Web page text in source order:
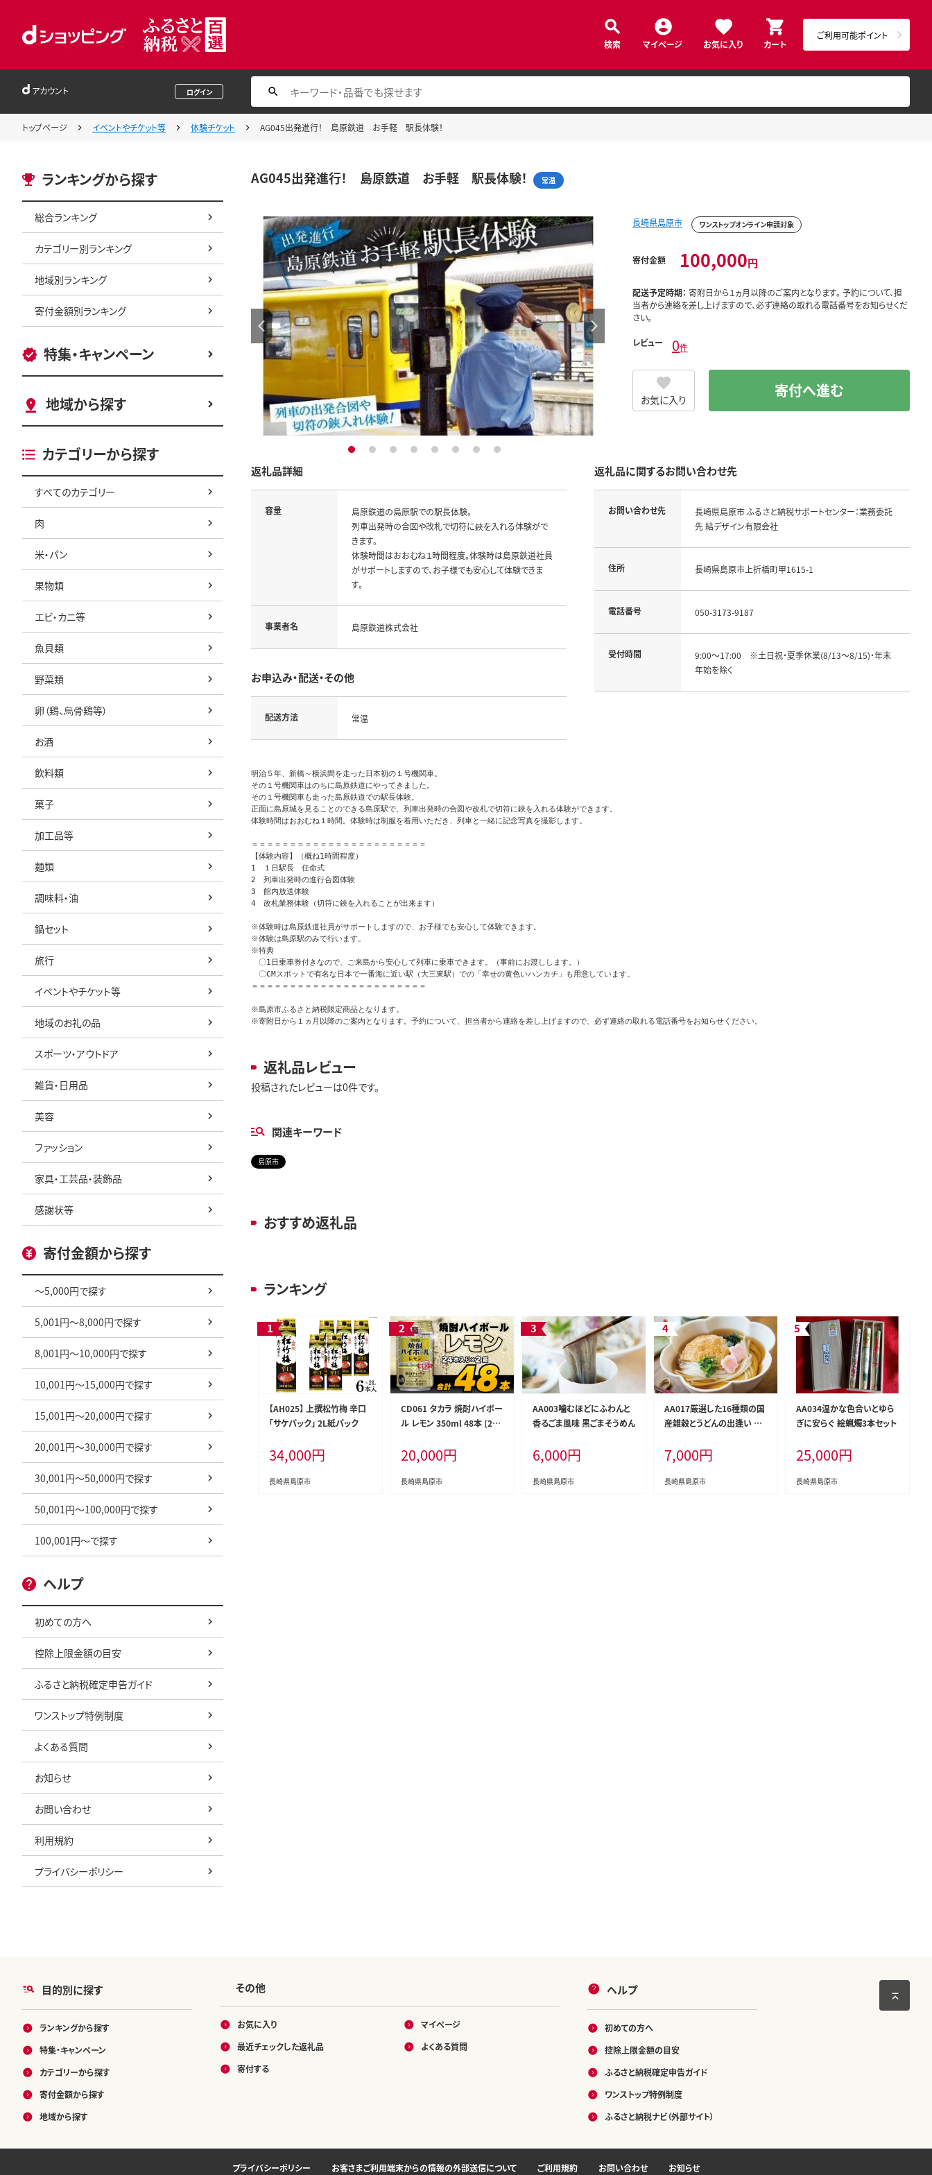
検索 マイページ お気に入り カート
ご利用可能ポイント
アカウント ログイン
トップページ イベントやチケット等 体験チケット AG045出発進行！ 島原鉄道 お手軽 駅長体験！
ランキングから探す
総合ランキング
カテゴリー別ランキング
地域別ランキング
寄付金額別ランキング
特集・キャンペーン
地域から探す
カテゴリーから探す
すべてのカテゴリー
肉
米・パン
果物類
エビ・カニ等
魚貝類
野菜類
卵（鶏、烏骨鶏等）
お酒
飲料類
菓子
加工品等
麺類
調味料・油
鍋セット
旅行
イベントやチケット等
地域のお礼の品
スポーツ・アウトドア
雑貨・日用品
美容
ファッション
家具・工芸品・装飾品
感謝状等
寄付金額から探す
～5,000円で探す
5,001円～8,000円で探す
8,001円～10,000円で探す
10,001円～15,000円で探す
15,001円～20,000円で探す
20,001円～30,000円で探す
30,001円～50,000円で探す
50,001円～100,000円で探す
100,001円～で探す
ヘルプ
初めての方へ
控除上限金額の目安
ふるさと納税確定申告ガイド
ワンストップ特例制度
よくある質問
お知らせ
お問い合わせ
利用規約
プライバシーポリシー
AG045出発進行！ 島原鉄道 お手軽 駅長体験！ 常温
1 2 3 4 5 6 7 8
長崎県島原市 ワンストップオンライン申請対象
寄付金額 100,000円
配送予定時期： 寄附日から１ヵ月以降のご案内となります。 予約について、担
当者から連絡を差し上げますので、必ず連絡の取れる電話番号をお知らせくだ
さい。
レビュー 0件
お気に入り 寄付へ進む
返礼品詳細
容量
島原鉄道の島原駅での駅長体験。
列車出発時の合図や改札で切符に鋏を入れる体験がで
きます。
体験時間はおおむね１時間程度。体験時は島原鉄道社員
がサポートしますので、お子様でも安心して体験できま
す。
事業者名 島原鉄道株式会社
お申込み・配送・その他
配送方法 常温
返礼品に関するお問い合わせ先
お問い合わせ先
長崎県島原市 ふるさと納税サポートセンター：業務委託
先 結デザイン有限会社
住所 長崎県島原市上折橋町甲1615-1
電話番号 050-3173-9187
受付時間
9:00～17:00　※土日祝・夏季休業(8/13～8/15)・年末
年始を除く
明治５年、新橋～横浜間を走った日本初の１号機関車。
その１号機関車はのちに島原鉄道にやってきました。
その１号機関車も走った島原鉄道での駅長体験。
正面に島原城を見ることのできる島原駅で、列車出発時の合図や改札で切符に鋏を入れる体験ができます。
体験時間はおおむね１時間。体験時は制服を着用いただき、列車と一緒に記念写真を撮影します。
＝＝＝＝＝＝＝＝＝＝＝＝＝＝＝＝＝＝＝＝＝＝＝
【体験内容】（概ね1時間程度）
1　１日駅長　任命式
2　列車出発時の進行合図体験
3　館内放送体験
4　改札業務体験（切符に鋏を入れることが出来ます）
※体験時は島原鉄道社員がサポートしますので、お子様でも安心して体験できます。
※体験は島原駅のみで行います。
※特典
〇1日乗車券付きなので、ご来島から安心して列車に乗車できます。（事前にお渡しします。）
〇CMスポットで有名な日本で一番海に近い駅（大三東駅）での「幸せの黄色いハンカチ」も用意しています。
＝＝＝＝＝＝＝＝＝＝＝＝＝＝＝＝＝＝＝＝＝＝＝
※島原市ふるさと納税限定商品となります。
※寄附日から１ヵ月以降のご案内となります。予約について、担当者から連絡を差し上げますので、必ず連絡の取れる電話番号をお知らせください。
返礼品レビュー
投稿されたレビューは0件です。
関連キーワード
島原市
おすすめ返礼品
ランキング
【AH025】 上撰松竹梅 辛口
「サケパック」 2L紙パック
34,000円
長崎県島原市
CD061 タカラ 焼酎ハイボー
ル レモン 350ml 48本 (24
ara 焼酎 酎ハイ チューハイ
ハイボール れもん 檸檬 7%
人気 おすすめ ギフト プレゼ
20,000円
長崎県島原市
AA003噛むほどにふわんと
香るごま風味 黒ごまそうめん
6,000円
長崎県島原市
AA017厳選した16種類の国
産雑穀とうどんの出逢い 十
7,000円
長崎県島原市
AA034温かな色合いとゆら
ぎに安らぐ 絵蝋燭3本セット
25,000円
長崎県島原市
目的別に探す
ランキングから探す
特集・キャンペーン
カテゴリーから探す
寄付金額から探す
地域から探す
その他
お気に入り
最近チェックした返礼品
寄付する
マイページ
よくある質問
ヘルプ
初めての方へ
控除上限金額の目安
ふるさと納税確定申告ガイド
ワンストップ特例制度
ふるさと納税ナビ（外部サイト）
プライバシーポリシー お客さまご利用端末からの情報の外部送信について ご利用規約 お問い合わせ お知らせ